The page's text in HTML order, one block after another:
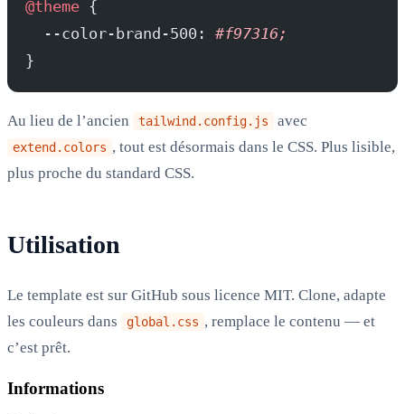
@theme {
  --color-brand-500:
#f97316;
}
Au lieu de l’ancien tailwind.config.js avec
extend.colors , tout est désormais dans le CSS. Plus lisible,
plus proche du standard CSS.
Utilisation
Le template est sur GitHub sous licence MIT. Clone, adapte
les couleurs dans
global.css , remplace le contenu — et
c’est prêt.
Informations